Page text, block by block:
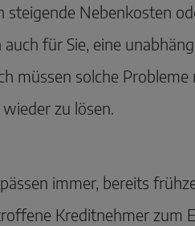
Nebenkosten
für Sie, eine
müssen solche Probleme
zu lösen.
immer, bereits
Kreditnehmer zum